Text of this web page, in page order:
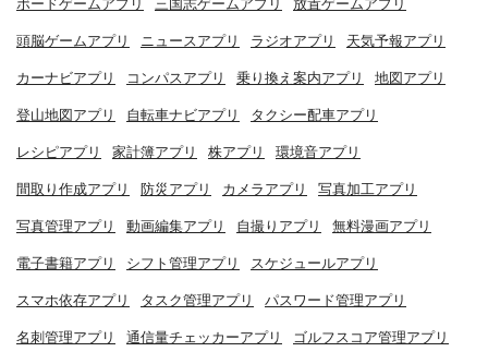
ボードゲームアプリ 三国志ゲームアプリ 放置ゲームアプリ
頭脳ゲームアプリ ニュースアプリ ラジオアプリ 天気予報アプリ
カーナビアプリ コンパスアプリ 乗り換え案内アプリ 地図アプリ
登山地図アプリ 自転車ナビアプリ タクシー配車アプリ
レシピアプリ 家計簿アプリ 株アプリ 環境音アプリ
間取り作成アプリ 防災アプリ カメラアプリ 写真加工アプリ
写真管理アプリ 動画編集アプリ 自撮りアプリ 無料漫画アプリ
電子書籍アプリ シフト管理アプリ スケジュールアプリ
スマホ依存アプリ タスク管理アプリ パスワード管理アプリ
名刺管理アプリ 通信量チェッカーアプリ ゴルフスコア管理アプリ